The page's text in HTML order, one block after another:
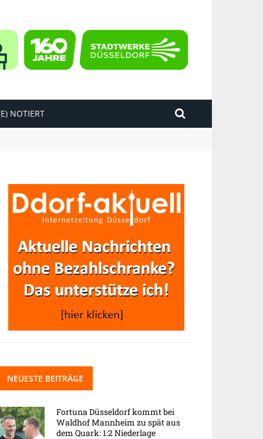
NOTIERT
NEUESTE BEITRÄGE
Fortuna Düsseldorf kommt bei
Waldhof Mannheim zu spät aus
dem Quark: 1:2 Niederlage